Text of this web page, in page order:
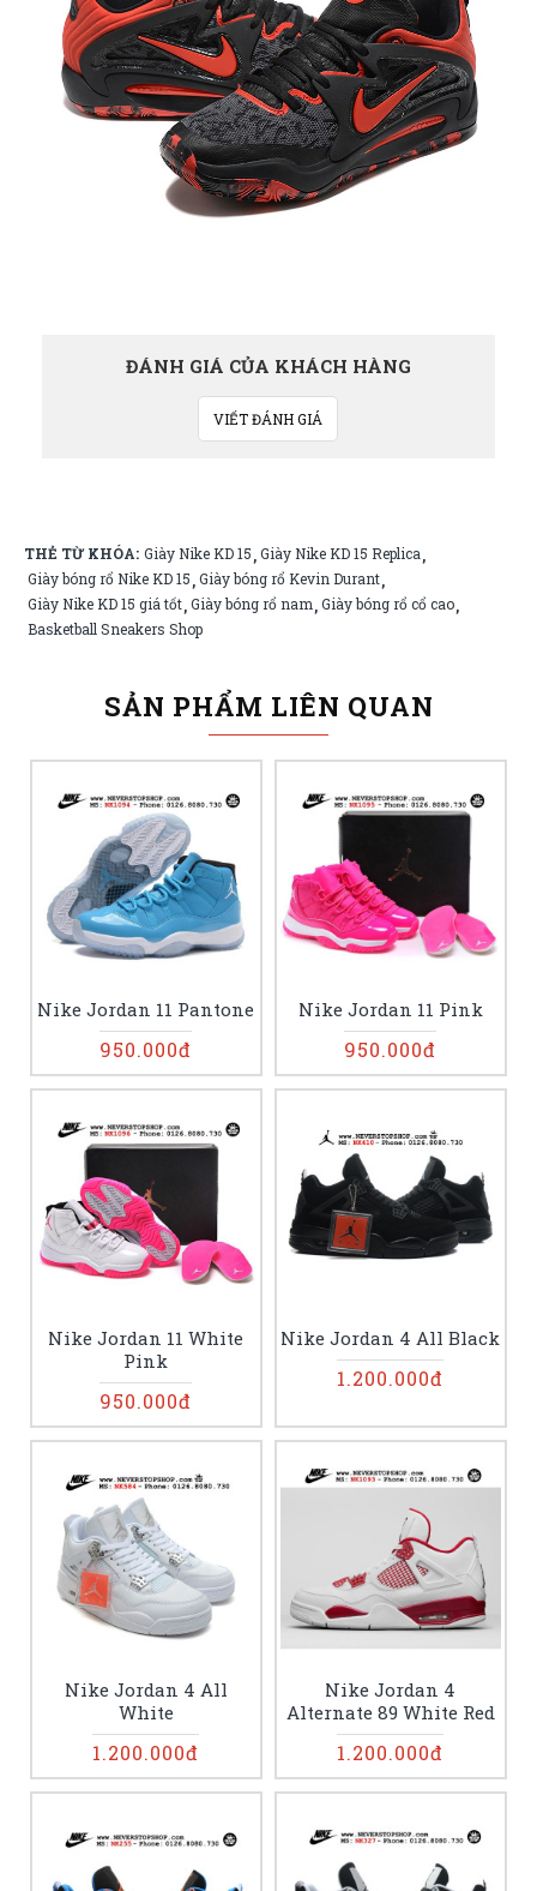
ĐÁNH GIÁ CỦA KHÁCH HÀNG
VIẾT ĐÁNH GIÁ
THẺ TỪ KHÓA: Giày Nike KD 15,Giày Nike KD 15 Replica,
Giày bóng rổ Nike KD 15,Giày bóng rổ Kevin Durant,
Giày Nike KD 15 giá tốt,Giày bóng rổ nam,Giày bóng rổ cổ cao,
Basketball Sneakers Shop
SẢN PHẨM LIÊN QUAN
Nike Jordan 11 Pantone
950.000đ
Nike Jordan 11 Pink
950.000đ
Nike Jordan 11 White
Pink
950.000đ
Nike Jordan 4 All Black
1.200.000đ
Nike Jordan 4 All
White
1.200.000đ
Nike Jordan 4
Alternate 89 White Red
1.200.000đ